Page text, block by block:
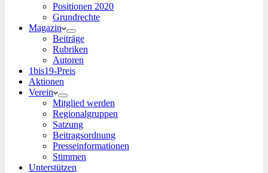
Positionen 2020
Grundrechte
Magazin
Beiträge
Rubriken
Autoren
1bis19-Preis
Aktionen
Verein
Mitglied werden
Regionalgruppen
Satzung
Beitragsordnung
Presseinformationen
Stimmen
Unterstützen